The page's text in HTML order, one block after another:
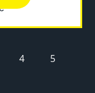
4
5